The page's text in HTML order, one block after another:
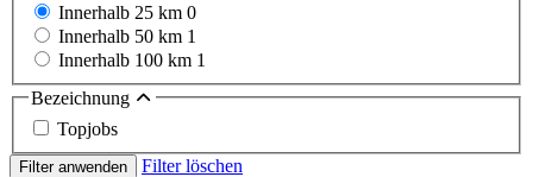
Innerhalb 25 km 0
Innerhalb 50 km 1
Innerhalb 100 km 1
Bezeichnung
Topjobs
Filter anwenden
Filter löschen